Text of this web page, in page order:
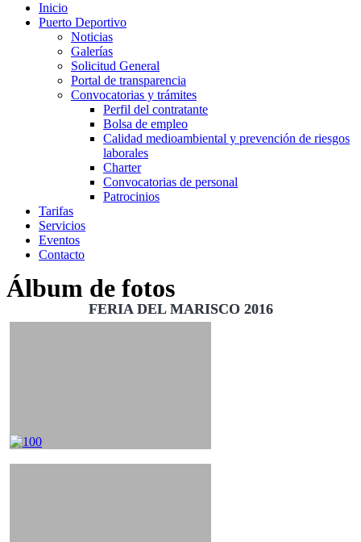
Inicio
Puerto Deportivo
Noticias
Galerías
Solicitud General
Portal de transparencia
Convocatorias y trámites
Perfil del contratante
Bolsa de empleo
Calidad medioambiental y prevención de riesgos
laborales
Charter
Convocatorias de personal
Patrocinios
Tarifas
Servicios
Eventos
Contacto
Álbum de fotos
FERIA DEL MARISCO 2016